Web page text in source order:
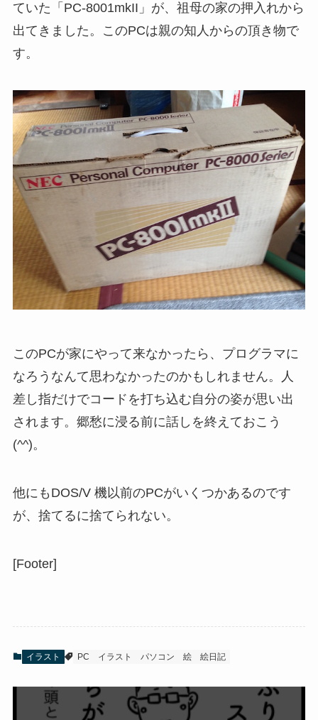
ていた「PC-8001mkII」が、祖母の家の押入れから
出てきました。このPCは親の知人からの頂き物で
す。
このPCが家にやって来なかったら、プログラマに
なろうなんて思わなかったのかもしれません。人
差し指だけでコードを打ち込む自分の姿が思い出
されます。郷愁に浸る前に話しを終えておこう
(^^)。
他にもDOS/V 機以前のPCがいくつかあるのです
が、捨てるに捨てられない。
[Footer]
イラスト PC イラスト パソコン 絵 絵日記